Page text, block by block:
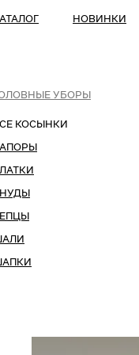
НОВИНКИ
УБОРЫ
СЕ КОСЫНКИ